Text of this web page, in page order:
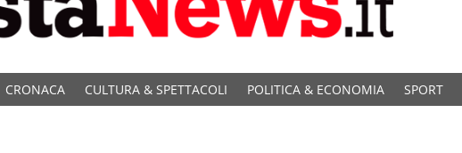
CRONACA CULTURA & SPETTACOLI POLITICA & ECONOMIA SPORT